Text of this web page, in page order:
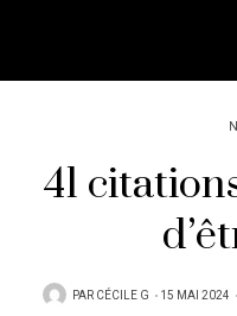
41
PAR CÉCILE G
PUBLIÉ
15 MAI 2024